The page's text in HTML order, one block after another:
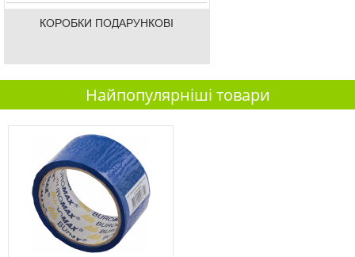
КОРОБКИ ПОДАРУНКОВІ
Найпопулярніші товари